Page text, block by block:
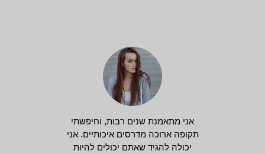
אני מתאמנת שנים רבות, וחיפשתי
תקופה ארוכה מדרסים איכותיים. אני
יכולה להגיד שאתם יכולים להיות